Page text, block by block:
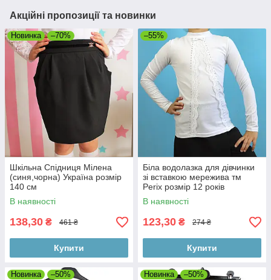
Акційні пропозиції та новинки
Новинка –70%
Шкільна Спідниця Мілена
(синя,чорна) Україна розмір
140 см
В наявності
138,30 ₴ 461 ₴
Купити
–55%
Біла водолазка для дівчинки
зі вставкою мережива тм
Perix розмір 12 років
В наявності
123,30 ₴ 274 ₴
Купити
Новинка –50% Новинка –50%